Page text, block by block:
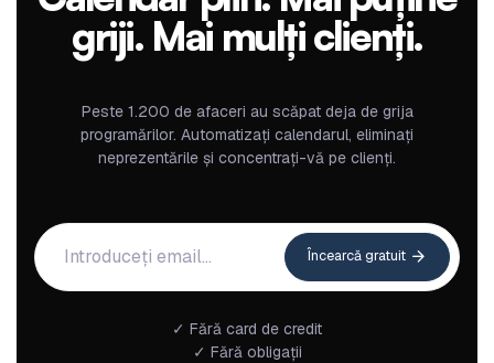
griji. Mai mulți clienți.
Peste 1.200 de afaceri au scăpat deja de grija
programărilor. Automatizați calendarul, eliminați
neprezentările și concentrați-vă pe clienți.
Încearcă gratuit
✓ Fără card de credit
✓ Fără obligații